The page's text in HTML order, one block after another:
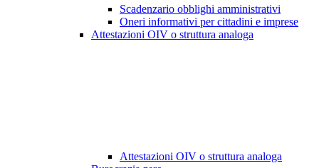
Scadenzario obblighi amministrativi
Oneri informativi per cittadini e imprese
Attestazioni OIV o struttura analoga
Attestazioni OIV o struttura analoga